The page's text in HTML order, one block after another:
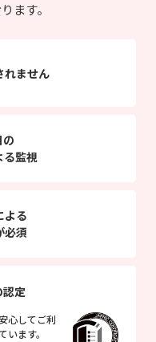
ます。
れません
る監視
よる
必須
認定
心してご利
ます。